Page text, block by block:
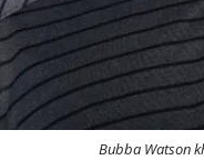
Bubba Watson